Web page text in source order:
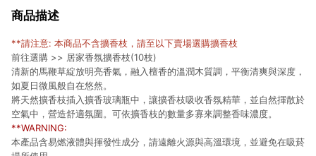
商品描述
**請注意: 本商品不含擴香枝，請至以下賣場選購擴香枝
前往選購 >> 居家香氛擴香枝(10枝)
清新的馬鞭草綻放明亮香氣，融入檀香的溫潤木質調，平衡清爽與深度，
如夏日微風般自在悠然。
將天然擴香枝插入擴香玻璃瓶中，讓擴香枝吸收香氛精華，並自然揮散於
空氣中，營造舒適氛圍。可依擴香枝的數量多寡來調整香味濃度。
**WARNING:
本產品含易燃液體與揮發性成分，請遠離火源與高溫環境，並避免在吸菸